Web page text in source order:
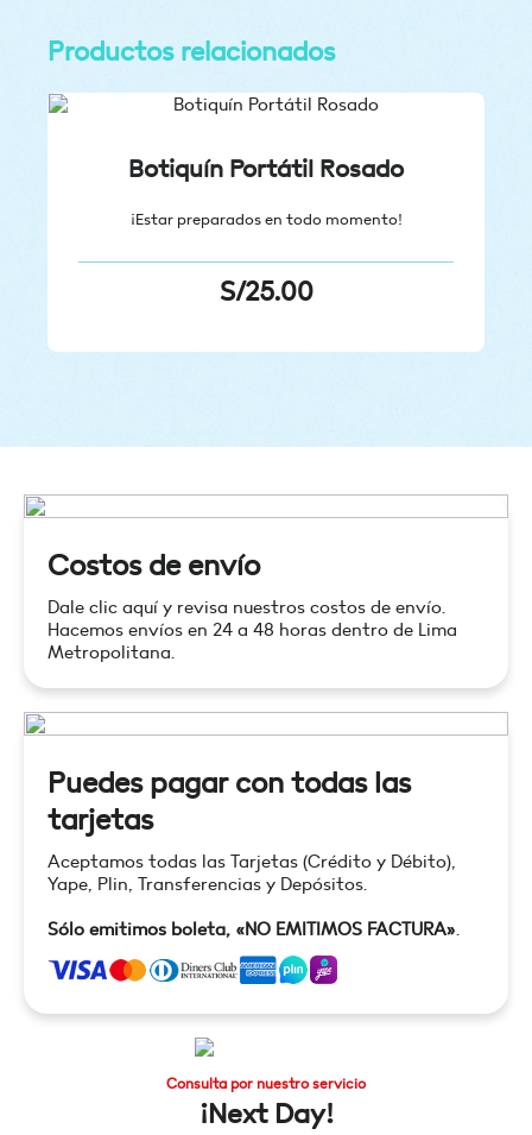
Productos relacionados
Botiquín Portátil Rosado
¡Estar preparados en todo momento!
S/25.00
Costos de envío
Dale clic aquí y revisa nuestros costos de envío.
Hacemos envíos en 24 a 48 horas dentro de Lima
Metropolitana.
Puedes pagar con todas las
tarjetas
Aceptamos todas las Tarjetas (Crédito y Débito),
Yape, Plin, Transferencias y Depósitos.
Sólo emitimos boleta, «NO EMITIMOS FACTURA».
Consulta por nuestro servicio
¡Next Day!